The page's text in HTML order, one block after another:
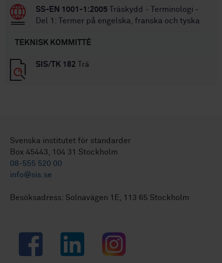
SS-EN 1001-1:2005 Träskydd - Terminologi -
Del 1: Termer på engelska, franska och tyska
TEKNISK KOMMITTÉ
SIS/TK 182 Trä
Svenska institutet för standarder
Box 45443, 104 31 Stockholm
08-555 520 00
info@sis.se
Besöksadress: Solnavägen 1E, 113 65 Stockholm
Facebook LinkedIn Instagram